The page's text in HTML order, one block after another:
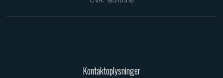
Kontaktoplysninger